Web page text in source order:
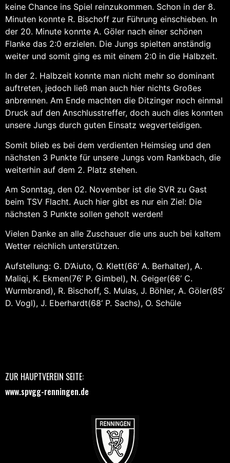
keine Chance ins Spiel reinzukommen. Schon in der 8.
Minuten konnte R. Bischoff zur Führung einschieben. In
der 20. Minute konnte A. Göler nach einer schönen
Flanke das 2:0 erzielen. Die Jungs spielten anständig
weiter und somit ging es mit einem 2:0 in die Halbzeit.
In der 2. Halbzeit konnte man nicht mehr so dominant
auftreten, jedoch ließ man auch hier nichts Großes
anbrennen. Am Ende machten die Ditzinger noch einmal
Druck auf den Anschlusstreffer, doch auch dies konnten
unsere Jungs durch guten Einsatz wegverteidigen.
Somit blieb es bei dem verdienten Heimsieg und den
nächsten 3 Punkte für unsere Jungs vom Rankbach, die
weiterhin auf dem 2. Platz stehen.
Am Sonntag, den 02. November ist die SVR zu Gast
beim TSV Flacht. Auch hier gibt es nur ein Ziel: Die
nächsten 3 Punkte sollen geholt werden!
Vielen Danke an alle Zuschauer die uns auch bei kaltem
Wetter reichlich unterstützen.
Aufstellung: G. D’Aiuto, Q. Klett(66‘ A. Berhalter), A.
Maliqi, K. Ekmen(76‘ P. Gimbel), N. Geiger(66‘ C.
Wurmbrand), R. Bischoff, S. Mulas, J. Böhler, A. Göler(85‘
D. Vogl), J. Eberhardt(68‘ P. Sachs), O. Schüle
ZUR HAUPTVEREIN SEITE:
www.spvgg-renningen.de